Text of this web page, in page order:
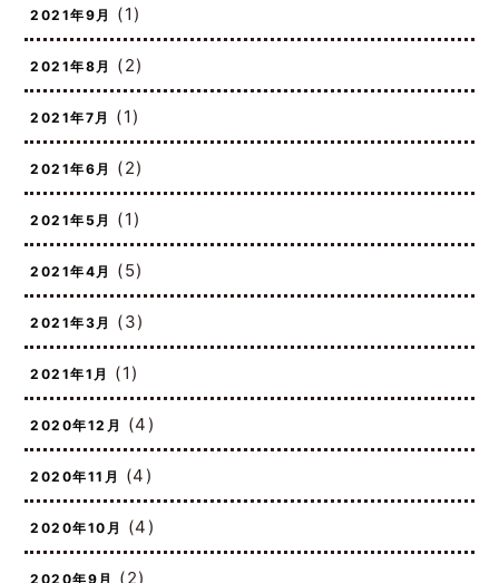
2021年9月(1)
2021年8月(2)
2021年7月 (1)
2021年6月(2)
2021年5月(1)
2021年4月(5)
2021年3月(3)
2021年1月 (1)
2020年12月 (4)
2020年11月(4)
2020年10月 (4)